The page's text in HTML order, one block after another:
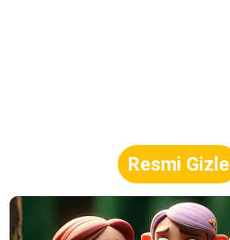
Resmi Gizle